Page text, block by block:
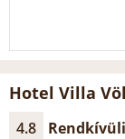
Hotel Villa
4.8 Rendkívüli